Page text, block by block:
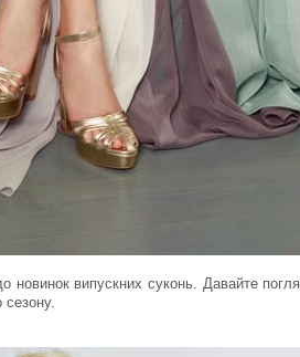
випускних суконь. Давайте
сезону.